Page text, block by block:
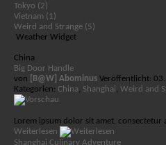
Tokyo (2)
Vietnam (1)
Weird and Strange (5)
Weather Widget
China
Big Door Handle
von
[B@W] Abominus Veröffentlicht:
Kategorien: China, Shanghai, Weird and
Lorem ipsum dolor sit amet,
Weiterlesen
Shanghai Culinary Adventure